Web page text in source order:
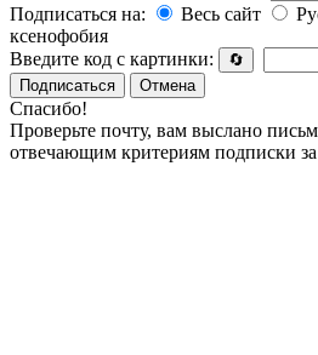
Подписаться на:
Весь сайт
ксенофобия
Введите код с картинки:
🔄
Подписаться
Отмена
Спасибо!
Проверьте почту, вам выслано
отвечающим критериям подписки за